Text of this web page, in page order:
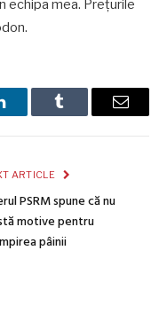
echipa mea. Prețurile
Tumblr Email
ARTICLE
PSRM spune că nu
motive pentru
pâinii